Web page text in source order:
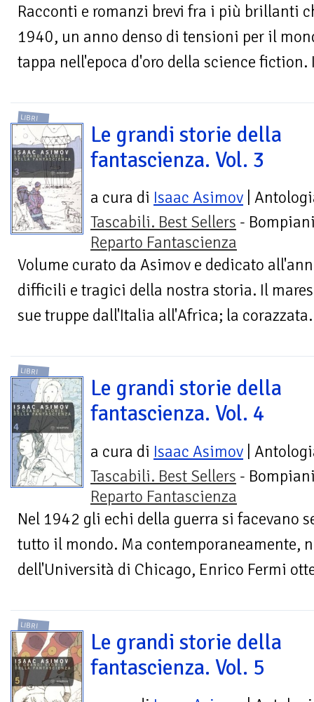
Racconti e romanzi brevi fra i più brillanti
1940, un anno denso di tensioni per il
tappa nell'epoca d'oro della science fiction.
LIBRI
Le grandi storie della
fantascienza. Vol. 3
a cura di Isaac Asimov |
Tascabili. Best Sellers -
Reparto Fantascienza
Volume curato da Asimov e dedicato
difficili e tragici della nostra storia. Il
sue truppe dall'Italia all'Africa; la
LIBRI
Le grandi storie della
fantascienza. Vol. 4
a cura di Isaac Asimov |
Tascabili. Best Sellers -
Reparto Fantascienza
Nel 1942 gli echi della guerra si facevano
tutto il mondo. Ma contemporaneamente,
dell'Università di Chicago, Enrico Fermi
LIBRI
Le grandi storie della
fantascienza. Vol. 5